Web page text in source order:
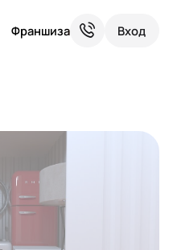
Франшиза Вход